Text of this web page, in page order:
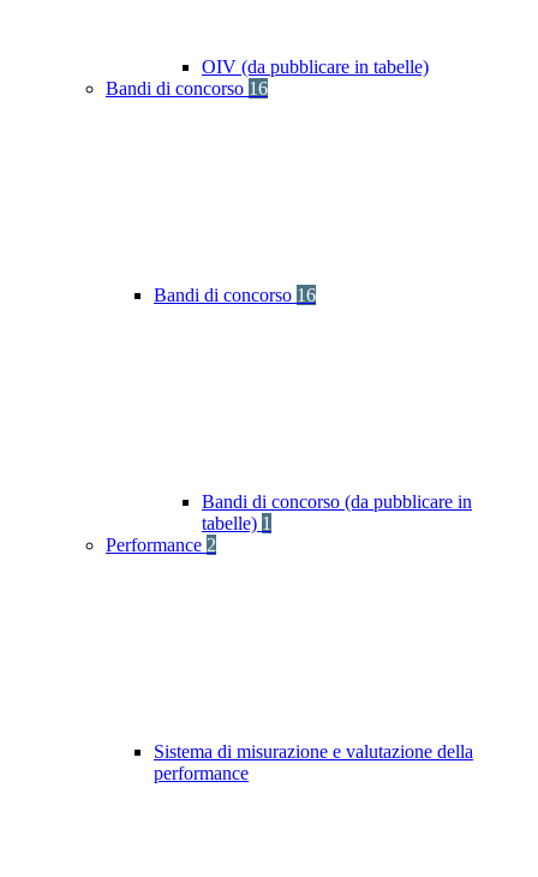
OIV (da pubblicare in tabelle)
Bandi di concorso 16
Bandi di concorso 16
Bandi di concorso (da pubblicare in
tabelle) 1
Performance 2
Sistema di misurazione e valutazione della
performance